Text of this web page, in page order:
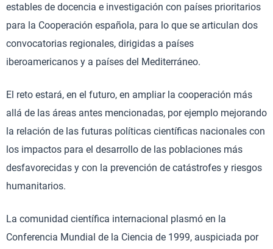
estables de docencia e investigación con países prioritarios
para la Cooperación española, para lo que se articulan dos
convocatorias regionales, dirigidas a países
iberoamericanos y a países del Mediterráneo.
El reto estará, en el futuro, en ampliar la cooperación más
allá de las áreas antes mencionadas, por ejemplo mejorando
la relación de las futuras políticas científicas nacionales con
los impactos para el desarrollo de las poblaciones más
desfavorecidas y con la prevención de catástrofes y riesgos
humanitarios.
La comunidad científica internacional plasmó en la
Conferencia Mundial de la Ciencia de 1999, auspiciada por